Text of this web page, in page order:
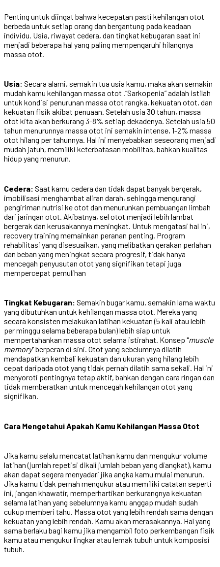
Penting untuk diingat bahwa kecepatan pasti kehilangan otot
berbeda untuk setiap orang dan bergantung pada keadaan
individu. Usia, riwayat cedera, dan tingkat kebugaran saat ini
menjadi beberapa hal yang paling mempengaruhi hilangnya
massa otot.
Usia: Secara alami, semakin tua usia kamu, maka akan semakin
mudah kamu kehilangan massa otot .“Sarkopenia” adalah istilah
untuk kondisi penurunan massa otot rangka, kekuatan otot, dan
kekuatan fisik akibat penuaan. Setelah usia 30 tahun, massa
otot kita akan berkurang 3-8% setiap dekadenya. Setelah usia 50
tahun menurunnya massa otot ini semakin intense, 1-2% massa
otot hilang per tahunnya. Hal ini menyebabkan seseorang menjadi
mudah jatuh, memiliki keterbatasan mobilitas, bahkan kualitas
hidup yang menurun.
Cedera: Saat kamu cedera dan tidak dapat banyak bergerak,
imobilisasi menghambat aliran darah, sehingga mengurangi
pengiriman nutrisi ke otot dan menurunkan pembuangan limbah
dari jaringan otot. Akibatnya, sel otot menjadi lebih lambat
bergerak dan kerusakannya meningkat. Untuk mengatasi hal ini,
recovery training memainkan peranan penting. Program
rehabilitasi yang disesuaikan, yang melibatkan gerakan perlahan
dan beban yang meningkat secara progresif, tidak hanya
mencegah penyusutan otot yang signifikan tetapi juga
mempercepat pemulihan
Tingkat Kebugaran: Semakin bugar kamu, semakin lama waktu
yang dibutuhkan untuk kehilangan massa otot. Mereka yang
secara konsisten melakukan latihan kekuatan (5 kali atau lebih
per minggu selama beberapa bulan) lebih siap untuk
mempertahankan massa otot selama istirahat. Konsep "muscle
memory" berperan di sini. Otot yang sebelumnya dilatih
mendapatkan kembali kekuatan dan ukuran yang hilang lebih
cepat daripada otot yang tidak pernah dilatih sama sekali. Hal ini
menyoroti pentingnya tetap aktif, bahkan dengan cara ringan dan
tidak memberatkan untuk mencegah kehilangan otot yang
signifikan.
Cara Mengetahui Apakah Kamu Kehilangan Massa Otot
Jika kamu selalu mencatat latihan kamu dan mengukur volume
latihan (jumlah repetisi dikali jumlah beban yang diangkat), kamu
akan dapat segera menyadari jika angka kamu mulai menurun.
Jika kamu tidak pernah mengukur atau memiliki catatan seperti
ini, jangan khawatir, memperhartikan berkurangnya kekuatan
selama latihan yang sebelumnya kamu anggap mudah sudah
cukup memberi tahu. Massa otot yang lebih rendah sama dengan
kekuatan yang lebih rendah. Kamu akan merasakannya. Hal yang
sama berlaku bagi kamu jika mengambil foto perkembangan fisik
kamu atau mengukur lingkar atau lemak tubuh untuk komposisi
tubuh.